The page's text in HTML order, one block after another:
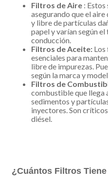
Filtros de Aire :
asegurando que el
y libre de partículas
papel y varían según
conducción.
Filtros de Aceite: Los
esenciales para
libre de impurezas.
según la marca y
Filtros de
combustible que llega
sedimentos y
inyectores. Son
diésel.
¿Cuántos Filtros